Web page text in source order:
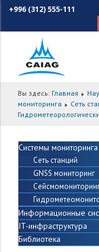
+996 (312) 555-111
Вы здесь: Главная
мониторинга
Сеть
Системы мониторинга
Сеть станций
GNSS мониторинг
Информационные
IT-инфраструктура
Библиотека